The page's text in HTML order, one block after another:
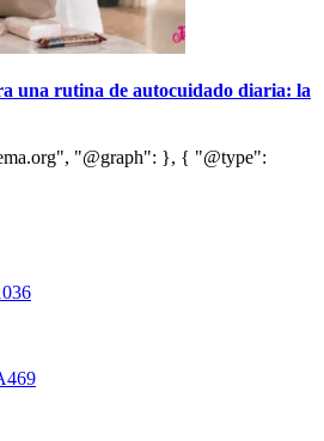
una rutina de autocuidado diaria: la
"@graph": }, { "@type":
469